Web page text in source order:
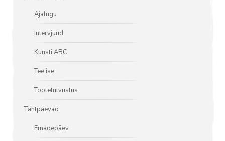
Ajalugu
Intervjuud
Kunsti ABC
Tee ise
Tootetutvustus
Tähtpäevad
Emadepäev